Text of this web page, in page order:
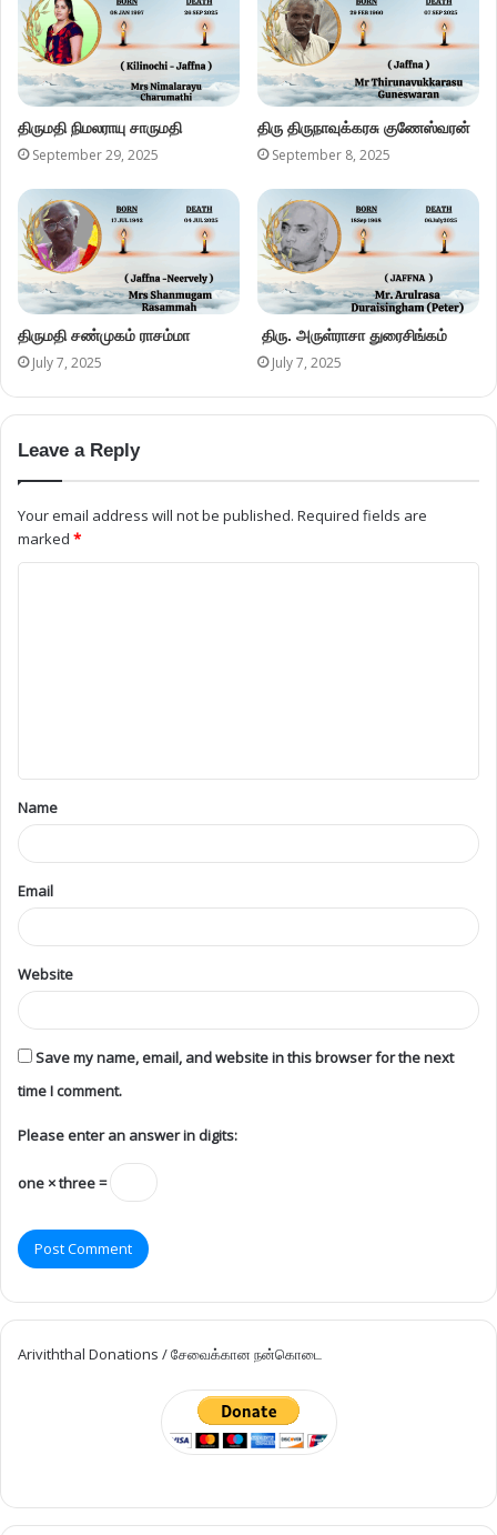
July 7, 2025 July 7, 2025
Leave a Reply
Your email address will not be published.Required fields are
marked*
time I comment.
Please enter an answer in digits:
Ariviththal Donations / சேவைக்கான நன்கொடை
Srilanka 1,432